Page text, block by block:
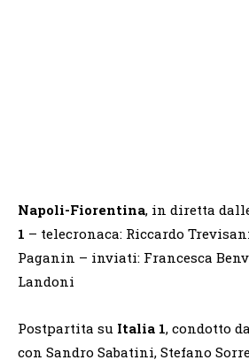
Napoli-Fiorentina, in diretta
1 – telecronaca: Riccardo
Paganin – inviati: Francesca
Landoni
Postpartita su Italia 1, condotto
con Sandro Sabatini, Stefano